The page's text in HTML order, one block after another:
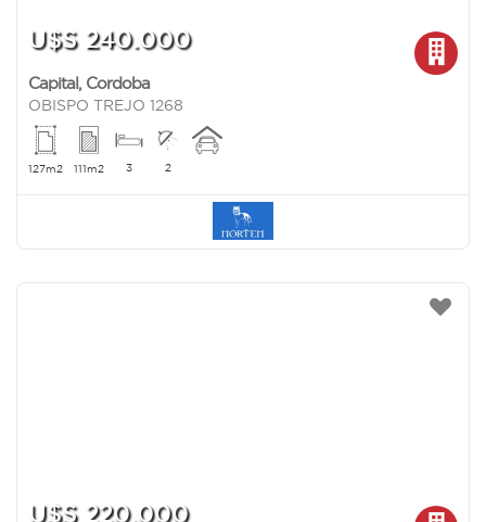
U$S 240.000
Capital, Cordoba
OBISPO TREJO 1268
127m2 111m2 3 2
U$S 220.000